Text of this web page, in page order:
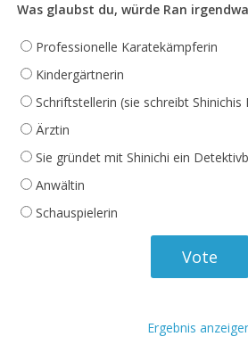
Was glaubst du, würde Ran
Professionelle Karatekämpferin
Kindergärtnerin
Schriftstellerin (sie schreibt Shinichis
Ärztin
Sie gründet mit Shinichi ein
Anwältin
Schauspielerin
Ergebnis